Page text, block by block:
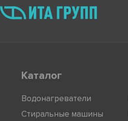
Каталог
Водонагреватели
Стиральные машины